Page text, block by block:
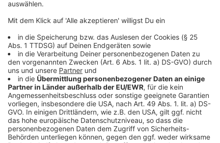
Anzeige
Livestream|Instagram |Facebook|WhatsApp-Kanal
Anzeige
Anzeige